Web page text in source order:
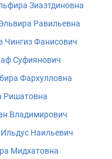
Зиазтдиновна
Равильевна
Чингиз Фанисович
Суфиянович
Фархулловна
Ришатовна
Владимирович
Наильевич
Мидхатовна